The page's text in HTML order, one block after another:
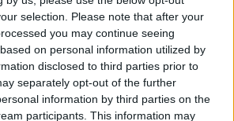
selection. Please note that after your
you may continue seeing
on personal information utilized by
disclosed to third parties prior to
separately opt-out of the further
information by third parties on the
participants. This information may
da Lippi
rientro possibile